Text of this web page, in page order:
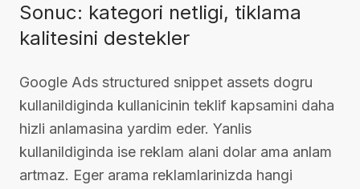
Sonuc: kategori netligi, tiklama
kalitesini destekler
Google Ads structured snippet assets dogru
kullanildiginda kullanicinin teklif kapsamini daha
hizli anlamasina yardim eder. Yanlis
kullanildiginda ise reklam alani dolar ama anlam
artmaz. Eger arama reklamlarinizda hangi